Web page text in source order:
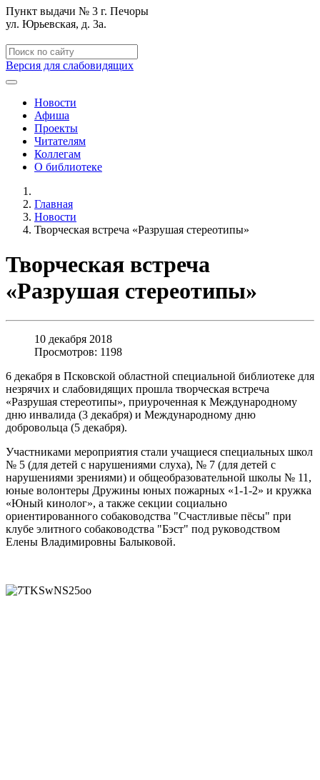
Пункт выдачи № 3 г. Печоры
ул. Юрьевская, д. 3а.
Версия для слабовидящих
Новости
Афиша
Проекты
Читателям
Коллегам
О библиотеке
Главная
Новости
Творческая встреча «Разрушая стереотипы»
Творческая встреча
«Разрушая стереотипы»
10 декабря 2018
Просмотров: 1198
6 декабря в Псковской областной специальной библиотеке для
незрячих и слабовидящих прошла творческая встреча
«Разрушая стереотипы», приуроченная к Международному
дню инвалида (3 декабря) и Международному дню
добровольца (5 декабря).
Участниками мероприятия стали учащиеся специальных школ
№ 5 (для детей с нарушениями слуха), № 7 (для детей с
нарушениями зрениями) и общеобразовательной школы № 11,
юные волонтеры Дружины юных пожарных «1-1-2» и кружка
«Юный кинолог», а также секции социально
ориентированного собаководства "Счастливые пёсы" при
клубе элитного собаководства "Бэст" под руководством
Елены Владимировны Балыковой.